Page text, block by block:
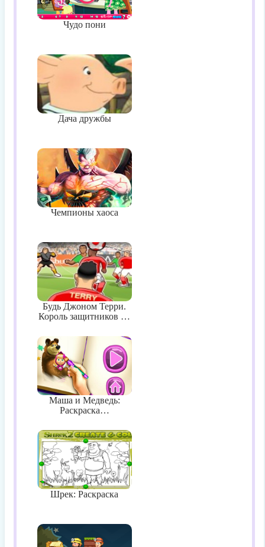
Чудо пони
Дача дружбы
Чемпионы хаоса
Будь Джоном Терри.
Король защитников …
Маша и Медведь:
Раскраска…
Шрек: Раскраска